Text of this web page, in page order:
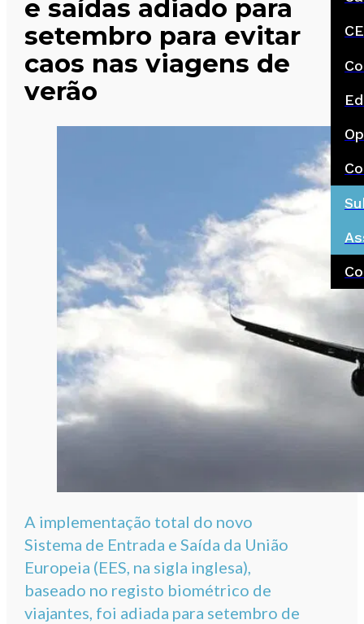
e saídas adiado para
setembro para evitar
caos nas viagens de
verão
A implementação total do novo
Sistema de Entrada e Saída da União
Europeia (EES, na sigla inglesa),
baseado no registo biométrico de
viajantes, foi adiada para setembro de